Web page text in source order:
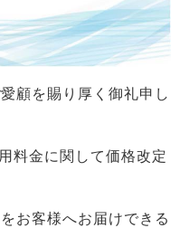
顧を賜り厚く御礼申し
料金に関して価格改定
お客様へお届けできる